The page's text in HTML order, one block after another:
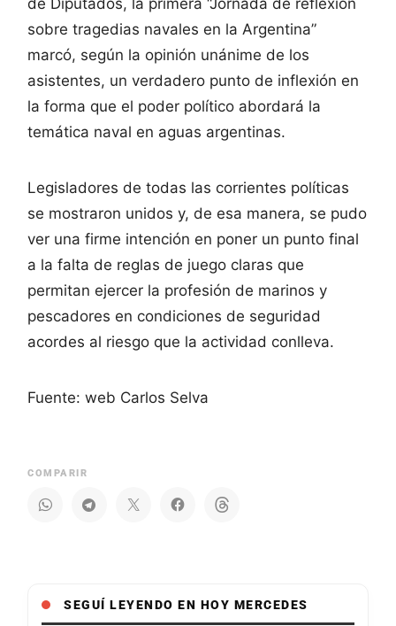
sobre tragedias navales en la Argentina”
marcó, según la opinión unánime de los
asistentes, un verdadero punto de inflexión en
la forma que el poder político abordará la
temática naval en aguas argentinas.
Legisladores de todas las corrientes políticas
se mostraron unidos y, de esa manera, se pudo
ver una firme intención en poner un punto final
a la falta de reglas de juego claras que
permitan ejercer la profesión de marinos y
pescadores en condiciones de seguridad
acordes al riesgo que la actividad conlleva.
Fuente: web Carlos Selva
COMPARIR
SEGUÍ LEYENDO EN HOY MERCEDES